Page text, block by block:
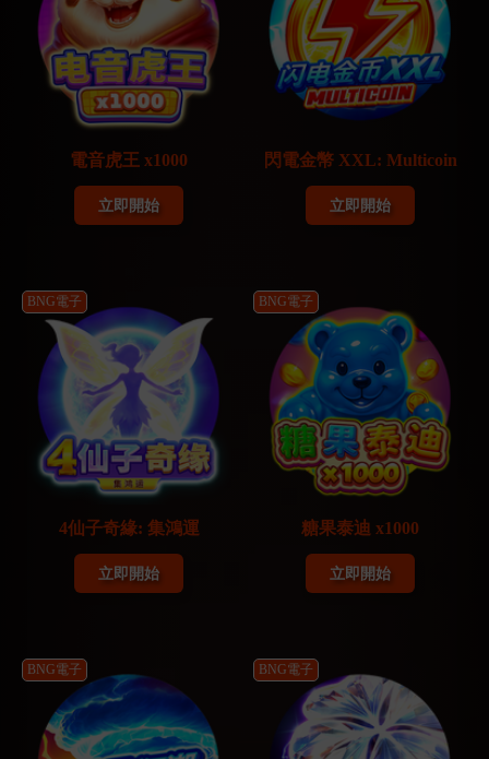
電音虎王 x1000
立即開始
閃電金幣 XXL: Multicoin
立即開始
BNG電子
4仙子奇緣: 集鴻運
立即開始
BNG電子
糖果泰迪 x1000
立即開始
BNG電子 BNG電子